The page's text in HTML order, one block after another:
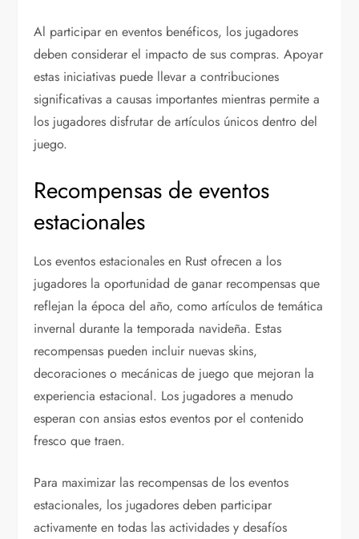
Al participar en eventos benéficos, los jugadores
deben considerar el impacto de sus compras. Apoyar
estas iniciativas puede llevar a contribuciones
significativas a causas importantes mientras permite a
los jugadores disfrutar de artículos únicos dentro del
juego.
Recompensas de eventos
estacionales
Los eventos estacionales en Rust ofrecen a los
jugadores la oportunidad de ganar recompensas que
reflejan la época del año, como artículos de temática
invernal durante la temporada navideña. Estas
recompensas pueden incluir nuevas skins,
decoraciones o mecánicas de juego que mejoran la
experiencia estacional. Los jugadores a menudo
esperan con ansias estos eventos por el contenido
fresco que traen.
Para maximizar las recompensas de los eventos
estacionales, los jugadores deben participar
activamente en todas las actividades y desafíos